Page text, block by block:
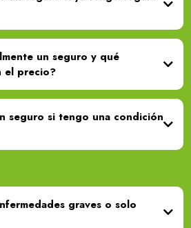
un seguro y qué
el precio?
seguro si tengo una condición
graves o solo